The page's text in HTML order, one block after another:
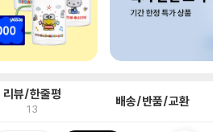
리뷰/한줄평
13 배송/반품/교환